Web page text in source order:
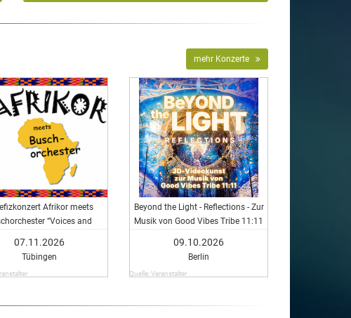
mehr Konzerte
Afrikor meets
“Voices and
07.11.2026
Tübingen
Beyond the Light - Reflections - Zur
Musik von Good Vibes Tribe 11:11
09.10.2026
Berlin
Quelle: Veranstalter